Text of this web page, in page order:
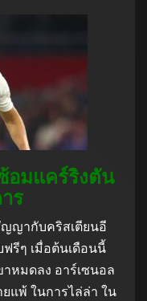
อมแคร์ริงตัน
ร
ญากับคริสเตียนอี
รีๆ เมื่อต้นเดือนนี้
หมดลง อาร์เซนอล
แพ้ ในการไล่ล่า ใน